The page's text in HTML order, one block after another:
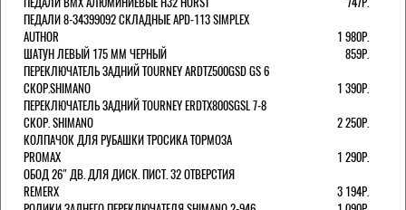
ПЕДАЛИ 8-34399092 СКЛАДНЫЕ APD-113 SIMPLEX
AUTHOR
1 980Р.
ШАТУН ЛЕВЫЙ 175 ММ ЧЕРНЫЙ
859Р.
ПЕРЕКЛЮЧАТЕЛЬ ЗАДНИЙ TOURNEY ARDTZ500GSD GS 6
СКОР.SHIMANO
1 390Р.
ПЕРЕКЛЮЧАТЕЛЬ ЗАДНИЙ TOURNEY ERDTX800SGSL 7-8
СКОР. SHIMANO
2 250Р.
КОЛПАЧОК ДЛЯ РУБАШКИ ТРОСИКА ТОРМОЗА
PROMAX
1 290Р.
ОБОД 26" ДВ. ДЛЯ ДИСК. ПИСТ. 32 ОТВЕРСТИЯ
REMERX
3 194Р.